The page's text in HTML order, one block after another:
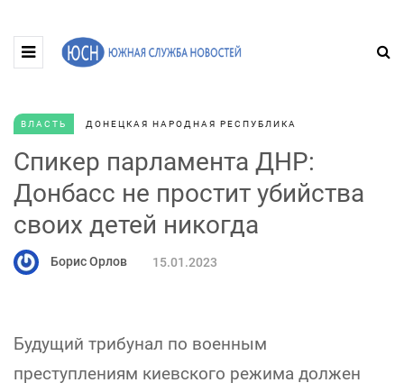
ВЛАСТЬ ДОНЕЦКАЯ НАРОДНАЯ РЕСПУБЛИКА
Спикер парламента ДНР:
Донбасс не простит убийства
своих детей никогда
Борис Орлов 15.01.2023
Будущий трибунал по военным
преступлениям киевского режима должен